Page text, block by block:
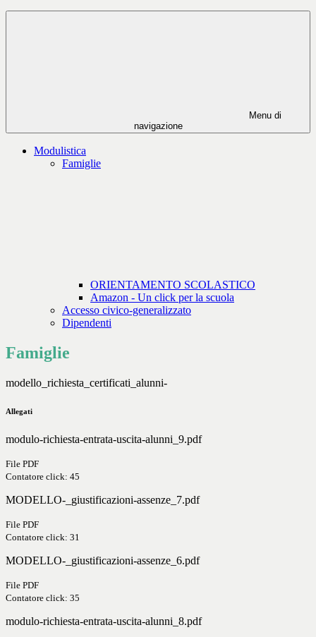
Menu di
navigazione
Modulistica
Famiglie
ORIENTAMENTO SCOLASTICO
Amazon - Un click per la scuola
Accesso civico-generalizzato
Dipendenti
Famiglie
modello_richiesta_certificati_alunni-
Allegati
modulo-richiesta-entrata-uscita-alunni_9.pdf
File PDF
Contatore click: 45
MODELLO-_giustificazioni-assenze_7.pdf
File PDF
Contatore click: 31
MODELLO-_giustificazioni-assenze_6.pdf
File PDF
Contatore click: 35
modulo-richiesta-entrata-uscita-alunni_8.pdf